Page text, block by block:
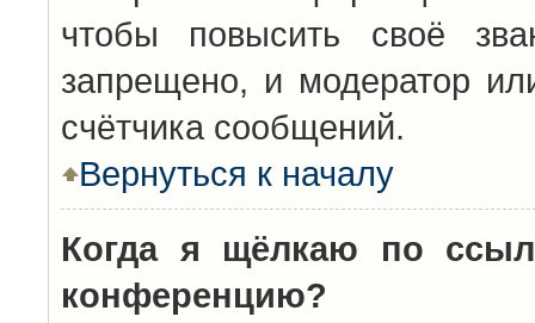
чтобы повысить своё
запрещено, и модератор
счётчика сообщений.
Вернуться к началу
Когда я щёлкаю по
конференцию?